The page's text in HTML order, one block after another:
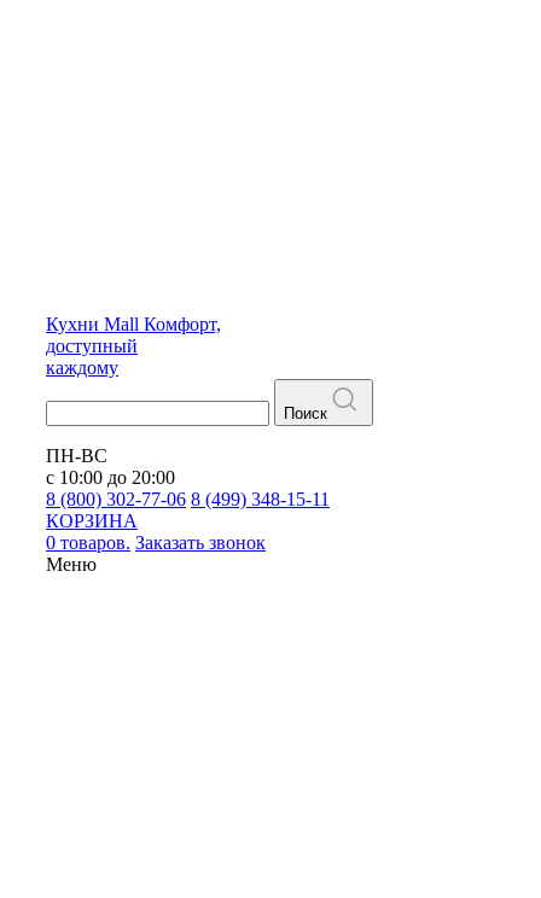
Кухни Mall Комфорт,
доступный
каждому
Поиск
ПН-ВС
с 10:00 до 20:00
8 (800) 302-77-06 8 (499) 348-15-11
КОРЗИНА
0 товаров. Заказать звонок
Меню